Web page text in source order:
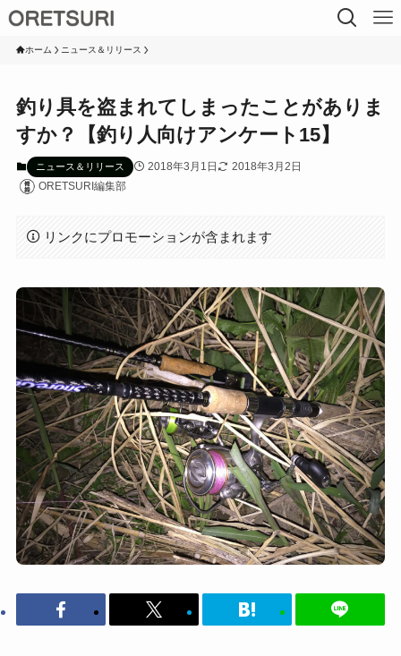
ホーム ニュース＆リリース
釣り具を盗まれてしまったことがありま
すか？【釣り人向けアンケート15】
ニュース＆リリース 2018年3月1日
2018年3月2日
ORETSURI編集部
リンクにプロモーションが含まれます